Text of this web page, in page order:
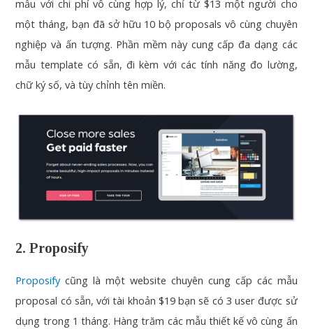
mẫu với chi phí vô cùng hợp lý, chỉ từ $13 một người cho
một tháng, bạn đã sở hữu 10 bộ proposals vô cùng chuyên
nghiệp và ấn tượng. Phần mềm này cung cấp đa dạng các
mẫu template có sẵn, đi kèm với các tính năng đo lường,
chữ ký số, và tùy chỉnh tên miền.
2. Proposify
Proposifycũng là một website chuyên cung cấp các mẫu
proposal có sẵn, với tài khoản $19 bạn sẽ có 3 user được sử
dụng trong 1 tháng. Hàng trăm các mẫu thiết kế vô cùng ấn